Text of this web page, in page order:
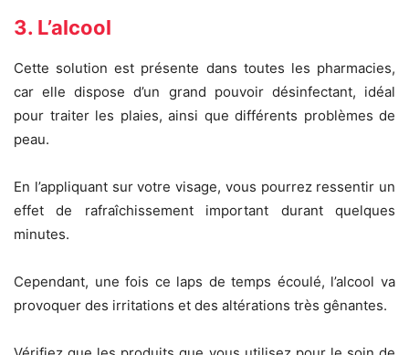
3. L’alcool
Cette solution est présente dans toutes les pharmacies,
car elle dispose d’un grand pouvoir désinfectant, idéal
pour traiter les plaies, ainsi que différents problèmes de
peau.
En l’appliquant sur votre visage, vous pourrez ressentir un
effet de rafraîchissement important durant quelques
minutes.
Cependant, une fois ce laps de temps écoulé, l’alcool va
provoquer des irritations et des altérations très gênantes.